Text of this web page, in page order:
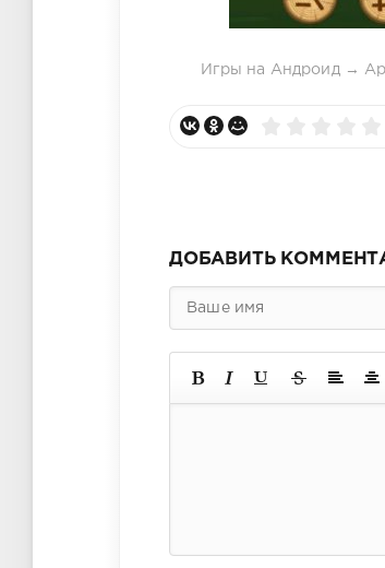
Игры на Андроид →
ДОБАВИТЬ